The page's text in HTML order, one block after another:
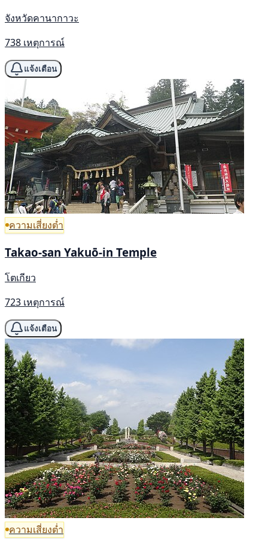
จังหวัดคานากาวะ
738 เหตุการณ์
แจ้งเตือน
ความเสี่ยงต่ำ
Takao-san Yakuō-in Temple
โตเกียว
723 เหตุการณ์
แจ้งเตือน
ความเสี่ยงต่ำ